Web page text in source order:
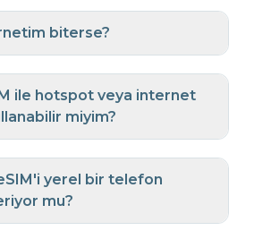
biterse?
ile hotspot veya internet
miyim?
yerel bir telefon
mu?